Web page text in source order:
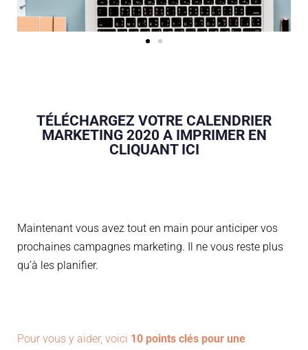
TÉLÉCHARGEZ VOTRE CALENDRIER
MARKETING 2020 A IMPRIMER EN
CLIQUANT ICI
Maintenant vous avez tout en main pour anticiper vos
prochaines campagnes marketing. Il ne vous reste plus
qu’à les planifier.
Pour vous y aider, voici 10 points clés pour une